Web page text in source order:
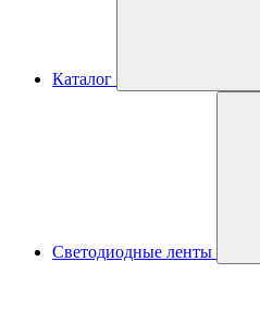
Каталог
Светодиодные ленты